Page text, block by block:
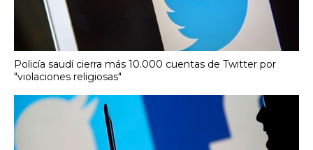
Policía saudí cierra más 10.000 cuentas de Twitter por
"violaciones religiosas"